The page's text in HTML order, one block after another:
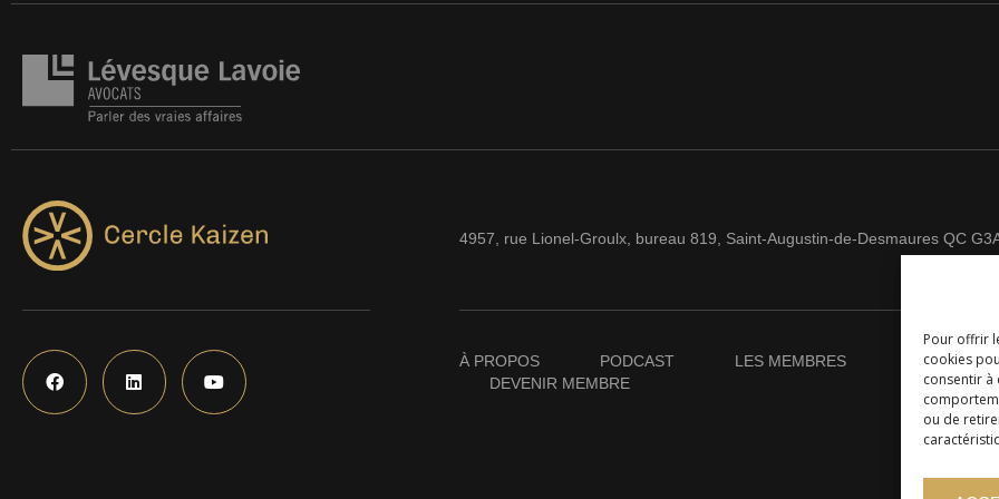
Pour offrir
cookies
consentir à
ou de
4957, rue Lionel-Groulx, bureau 819, Saint-Augustin-de-Desmaures QC
À PROPOS PODCAST LES MEMBRES NOUVELLES
DEVENIR MEMBRE